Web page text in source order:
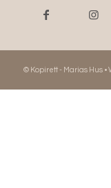
© Kopirett - Marias Hus •